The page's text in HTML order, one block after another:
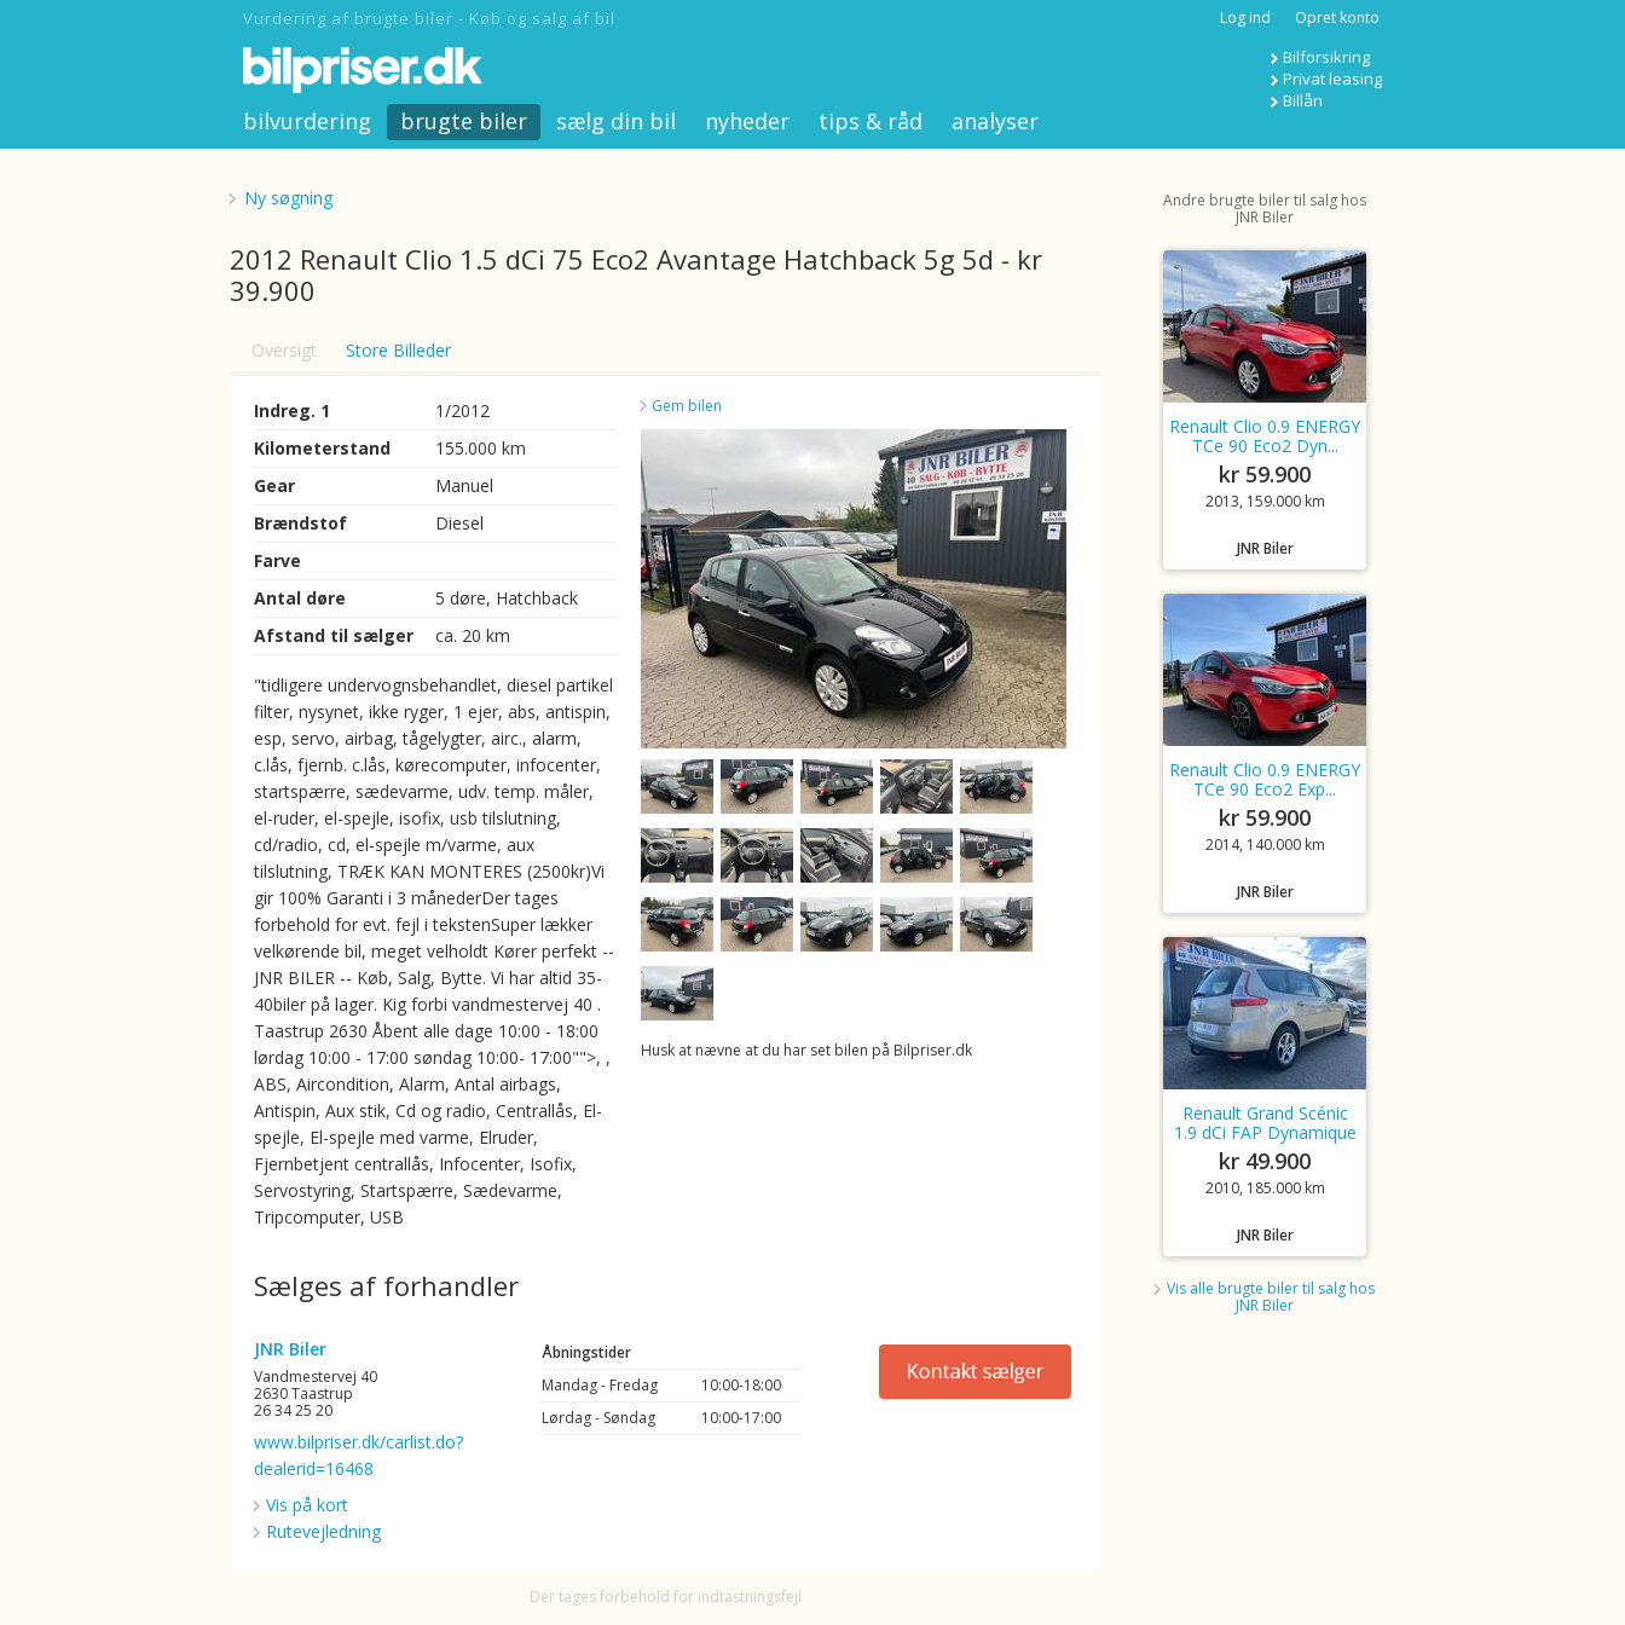
Vurdering af brugte biler - Køb og salg af bil Log ind Opret konto
Bilforsikring
Privat leasing
Billån
bilvurdering brugte biler sælg din bil nyheder tips & råd analyser
Ny søgning
2012 Renault Clio 1.5 dCi 75 Eco2 Avantage Hatchback 5g 5d - kr
39.900
Oversigt Store Billeder
Indreg. 1
1/2012
Kilometerstand
155.000 km
Gear
Manuel
Brændstof
Diesel
Farve
Antal døre
5 døre, Hatchback
Afstand til sælger
ca. 20 km
"tidligere undervognsbehandlet, diesel partikel
filter, nysynet, ikke ryger, 1 ejer, abs, antispin,
esp, servo, airbag, tågelygter, airc., alarm,
c.lås, fjernb. c.lås, kørecomputer, infocenter,
startspærre, sædevarme, udv. temp. måler,
el-ruder, el-spejle, isofix, usb tilslutning,
cd/radio, cd, el-spejle m/varme, aux
tilslutning, TRÆK KAN MONTERES (2500kr)Vi
gir 100% Garanti i 3 månederDer tages
forbehold for evt. fejl i tekstenSuper lækker
velkørende bil, meget velholdt Kører perfekt --
JNR BILER -- Køb, Salg, Bytte. Vi har altid 35-
40biler på lager. Kig forbi vandmestervej 40 .
Taastrup 2630 Åbent alle dage 10:00 - 18:00
lørdag 10:00 - 17:00 søndag 10:00- 17:00"">, ,
ABS, Aircondition, Alarm, Antal airbags,
Antispin, Aux stik, Cd og radio, Centrallås, El-
spejle, El-spejle med varme, Elruder,
Fjernbetjent centrallås, Infocenter, Isofix,
Servostyring, Startspærre, Sædevarme,
Tripcomputer, USB
Gem bilen
Husk at nævne at du har set bilen på Bilpriser.dk
Sælges af forhandler
JNR Biler
Vandmestervej 40
2630 Taastrup
26 34 25 20
www.bilpriser.dk/carlist.do?
dealerid=16468
Vis på kort
Rutevejledning
Åbningstider
Mandag - Fredag
10:00-18:00
Lørdag - Søndag
10:00-17:00
Der tages forbehold for indtastningsfejl
Andre brugte biler til salg hos
JNR Biler
Renault Clio 0.9 ENERGY
TCe 90 Eco2 Dyn...
kr 59.900
2013, 159.000 km
JNR Biler
Renault Clio 0.9 ENERGY
TCe 90 Eco2 Exp...
kr 59.900
2014, 140.000 km
JNR Biler
Renault Grand Scénic
1.9 dCi FAP Dynamique
kr 49.900
2010, 185.000 km
JNR Biler
Vis alle brugte biler til salg hos
JNR Biler